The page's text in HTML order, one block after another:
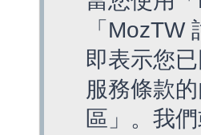
「
即表示您
服務條款
區」。我